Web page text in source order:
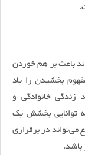
باعث بر هم خوردن
بخشیدن را یاد
زندگی خانوادگی و
توانایی بخشش یک
در برقراری
باشد.